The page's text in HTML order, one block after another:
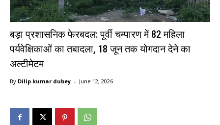
बड़ा प्रशासनिक फेरबदल: पूर्वी चम्पारण में 82 महिला
पर्यवेक्षिकाओं का तबादला, 18 जून तक योगदान देने का
अल्टीमेटम
By Dilip kumar dubey - June 12, 2026